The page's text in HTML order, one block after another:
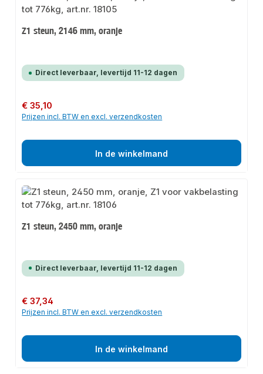
Z1 steun, 2146 mm, oranje
Direct leverbaar, levertijd 11-12 dagen
Normale prijs:
€ 35,10
Prijzen incl. BTW en excl. verzendkosten
In de winkelmand
Z1 steun, 2450 mm, oranje
Direct leverbaar, levertijd 11-12 dagen
Normale prijs:
€ 37,34
Prijzen incl. BTW en excl. verzendkosten
In de winkelmand